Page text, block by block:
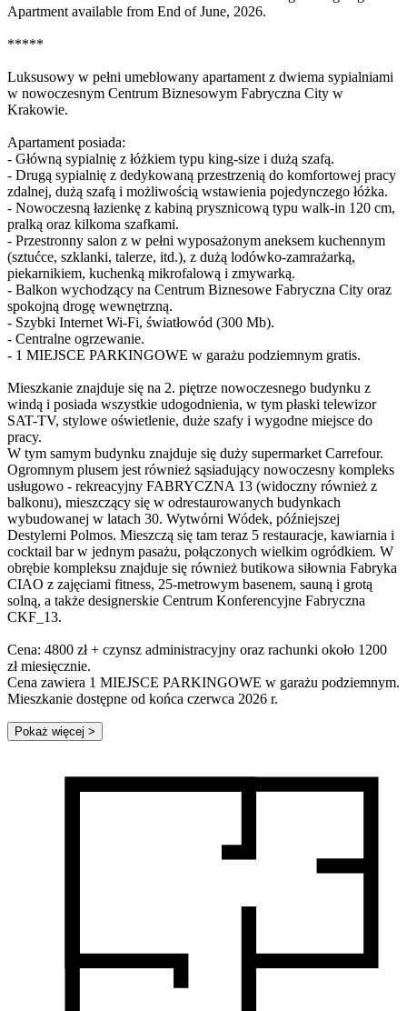
Apartment available from End of June, 2026.
*****
Luksusowy w pełni umeblowany apartament z dwiema sypialniami
w nowoczesnym Centrum Biznesowym Fabryczna City w
Krakowie.
Apartament posiada:
- Główną sypialnię z łóżkiem typu king-size i dużą szafą.
- Drugą sypialnię z dedykowaną przestrzenią do komfortowej pracy
zdalnej, dużą szafą i możliwością wstawienia pojedynczego łóżka.
- Nowoczesną łazienkę z kabiną prysznicową typu walk-in 120 cm,
pralką oraz kilkoma szafkami.
- Przestronny salon z w pełni wyposażonym aneksem kuchennym
(sztućce, szklanki, talerze, itd.), z dużą lodówko-zamrażarką,
piekarnikiem, kuchenką mikrofalową i zmywarką.
- Balkon wychodzący na Centrum Biznesowe Fabryczna City oraz
spokojną drogę wewnętrzną.
- Szybki Internet Wi-Fi, światłowód (300 Mb).
- Centralne ogrzewanie.
- 1 MIEJSCE PARKINGOWE w garażu podziemnym gratis.
Mieszkanie znajduje się na 2. piętrze nowoczesnego budynku z
windą i posiada wszystkie udogodnienia, w tym płaski telewizor
SAT-TV, stylowe oświetlenie, duże szafy i wygodne miejsce do
pracy.
W tym samym budynku znajduje się duży supermarket Carrefour.
Ogromnym plusem jest również sąsiadujący nowoczesny kompleks
usługowo - rekreacyjny FABRYCZNA 13 (widoczny również z
balkonu), mieszczący się w odrestaurowanych budynkach
wybudowanej w latach 30. Wytwórni Wódek, późniejszej
Destylerni Polmos. Mieszczą się tam teraz 5 restauracje, kawiarnia i
cocktail bar w jednym pasażu, połączonych wielkim ogródkiem. W
obrębie kompleksu znajduje się również butikowa siłownia Fabryka
CIAO z zajęciami fitness, 25-metrowym basenem, sauną i grotą
solną, a także designerskie Centrum Konferencyjne Fabryczna
CKF_13.
Cena: 4800 zł + czynsz administracyjny oraz rachunki około 1200
zł miesięcznie.
Cena zawiera 1 MIEJSCE PARKINGOWE w garażu podziemnym.
Mieszkanie dostępne od końca czerwca 2026 r.
Pokaż więcej >